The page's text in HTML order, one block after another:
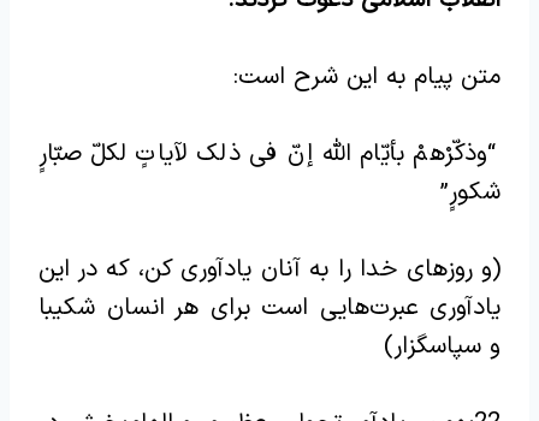
متن پیام به این شرح است:
“وذکّرْهمْ بأیّام اللّه إنّ فی ذلک لآیاتٍ لکلّ صبّارٍ
شکورٍ”
(و روزهای خدا را به آنان یادآوری کن، که در این
یادآوری عبرت‌هایی است برای هر انسان شکیبا
و سپاسگزار)